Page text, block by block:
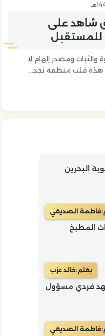
شاهد على
للمستقبل
والثبات ومصدر إلهام لا
هذه قلب منطقة نجد…
البحرين
فاطمة الصديقي
المطبخ
بقلم:خالد عزب
جهد فردي مسؤول
فاطمة الصديقي